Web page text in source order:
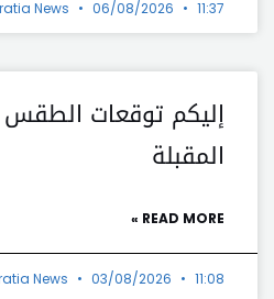
News 06/08/2026 11:37 ص
إليكم توقعات الطقس
المقبلة
READ MORE »
News 03/08/2026 11:08 ص